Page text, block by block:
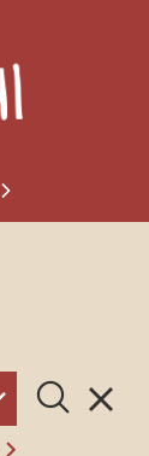
Cerca